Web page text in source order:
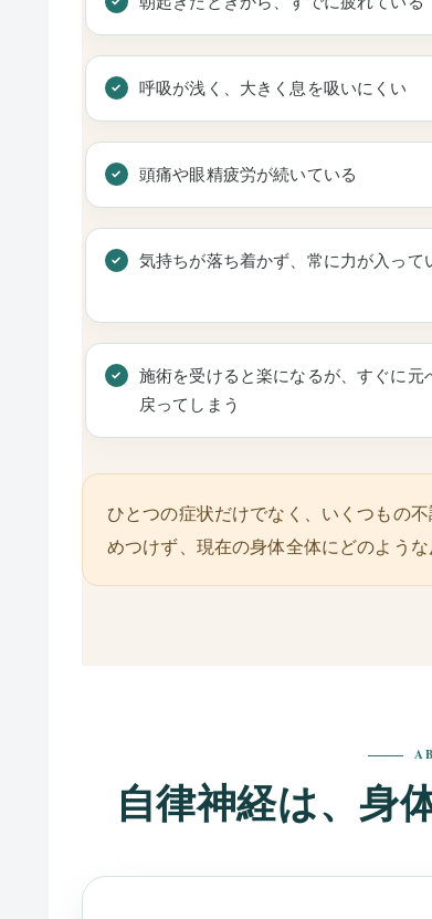
呼吸が浅く、大きく息を吸いにくい
頭痛や眼精疲労が続いている
気持ちが落ち着かず、常に力が入って
施術を受けると楽になるが、すぐに元
戻ってしまう
ひとつの症状だけでなく、いくつもの
めつけず、現在の身体全体にどのよう
自律神経は、身